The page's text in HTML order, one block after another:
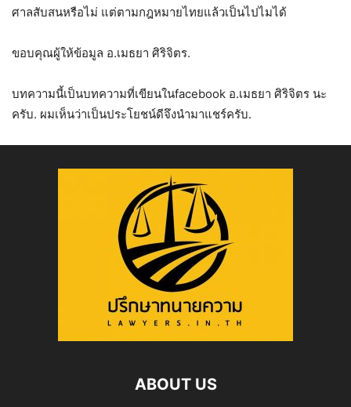
ศาลสับสนหรือไม่ แต่ตามกฎหมายไทยแล้วเป็นไปไมได้
ขอบคุณผู้ให้ข้อมูล อ.เมธยา ศิริจิตร.
บทความนี้เป็นบทความที่เขียนในfacebook อ.เมธยา ศิริจิตร นะ
ครับ. ผมเห็นว่าเป็นประโยชน์ดีจึงนำมาแชร์ครับ.
ABOUT US